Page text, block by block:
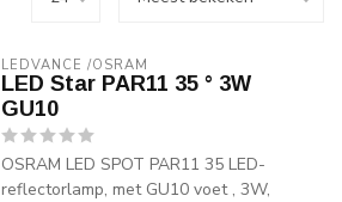
LEDVANCE /OSRAM
LED Star PAR11 35 ° 3W
GU10
OSRAM LED SPOT PAR11 35 LED-
reflectorlamp, met GU10 voet , 3W,